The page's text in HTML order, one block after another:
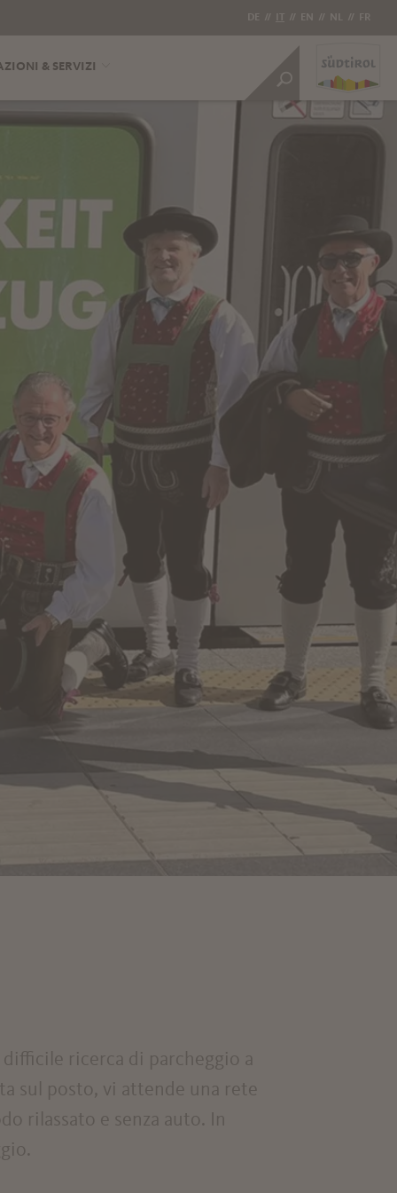
DE // IT // EN // NL // FR
& SERVIZI
ricerca di parcheggio a
sul posto, vi attende una rete
rilassato e senza auto. In